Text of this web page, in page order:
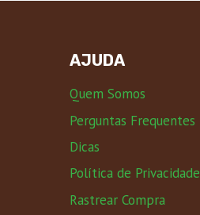
AJUDA
Quem Somos
Perguntas Frequentes
Dicas
Política de Privacidade
Rastrear Compra